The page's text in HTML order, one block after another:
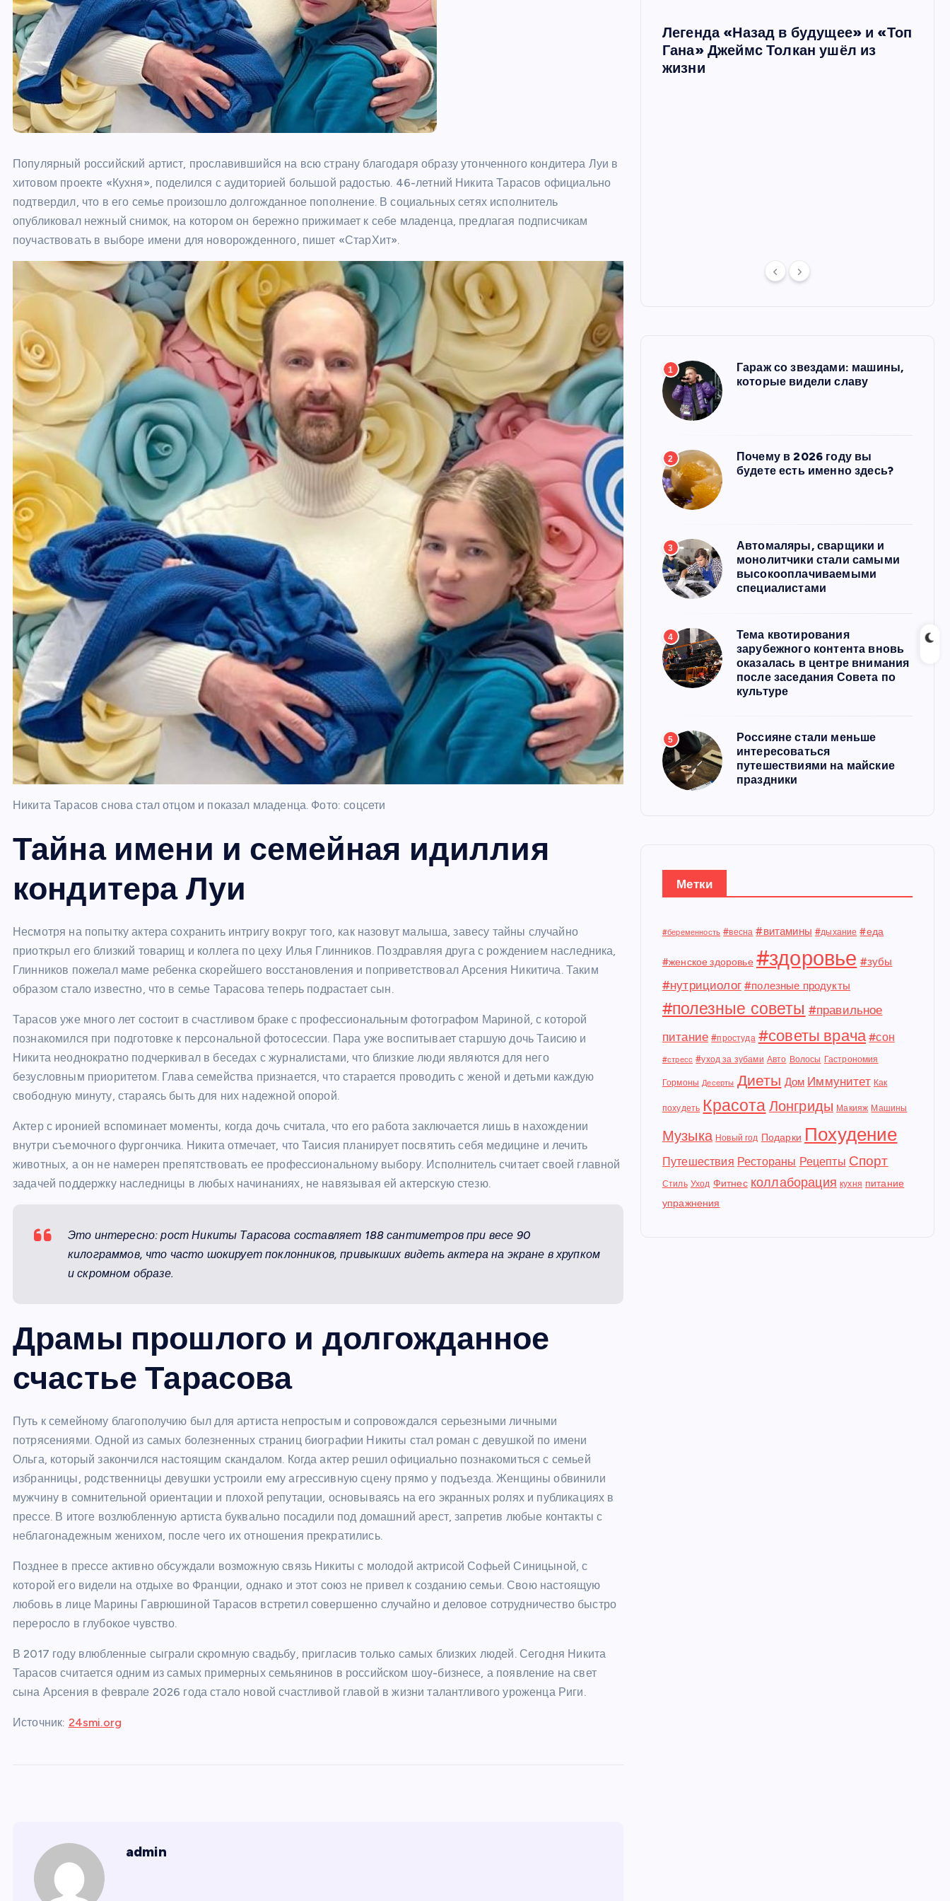
Популярный российский артист, прославившийся на всю страну благодаря образу утонченного кондитера Луи в
хитовом проекте «Кухня», поделился с аудиторией большой радостью. 46-летний Никита Тарасов официально
подтвердил, что в его семье произошло долгожданное пополнение. В социальных сетях исполнитель
опубликовал нежный снимок, на котором он бережно прижимает к себе младенца, предлагая подписчикам
поучаствовать в выборе имени для новорожденного, пишет «СтарХит».
Никита Тарасов снова стал отцом и показал младенца. Фото: соцсети
Тайна имени и семейная идиллия
кондитера Луи
Несмотря на попытку актера сохранить интригу вокруг того, как назовут малыша, завесу тайны случайно
приоткрыл его близкий товарищ и коллега по цеху Илья Глинников. Поздравляя друга с рождением наследника,
Глинников пожелал маме ребенка скорейшего восстановления и поприветствовал Арсения Никитича. Таким
образом стало известно, что в семье Тарасова теперь подрастает сын.
Тарасов уже много лет состоит в счастливом браке с профессиональным фотографом Мариной, с которой
познакомился при подготовке к персональной фотосессии. Пара уже воспитывает старшую дочь Таисию и
Никита неоднократно подчеркивал в беседах с журналистами, что близкие люди являются для него
безусловным приоритетом. Глава семейства признается, что старается проводить с женой и детьми каждую
свободную минуту, стараясь быть для них надежной опорой.
Актер с иронией вспоминает моменты, когда дочь считала, что его работа заключается лишь в нахождении
внутри съемочного фургончика. Никита отмечает, что Таисия планирует посвятить себя медицине и лечить
животных, а он не намерен препятствовать ее профессиональному выбору. Исполнитель считает своей главной
задачей поддержку наследницы в любых начинаниях, не навязывая ей актерскую стезю.
Это интересно: рост Никиты Тарасова составляет 188 сантиметров при весе 90
килограммов, что часто шокирует поклонников, привыкших видеть актера на экране в хрупком
и скромном образе.
Драмы прошлого и долгожданное
счастье Тарасова
Путь к семейному благополучию был для артиста непростым и сопровождался серьезными личными
потрясениями. Одной из самых болезненных страниц биографии Никиты стал роман с девушкой по имени
Ольга, который закончился настоящим скандалом. Когда актер решил официально познакомиться с семьей
избранницы, родственницы девушки устроили ему агрессивную сцену прямо у подъезда. Женщины обвинили
мужчину в сомнительной ориентации и плохой репутации, основываясь на его экранных ролях и публикациях в
прессе. В итоге возлюбленную артиста буквально посадили под домашний арест, запретив любые контакты с
неблагонадежным женихом, после чего их отношения прекратились.
Позднее в прессе активно обсуждали возможную связь Никиты с молодой актрисой Софьей Синицыной, с
которой его видели на отдыхе во Франции, однако и этот союз не привел к созданию семьи. Свою настоящую
любовь в лице Марины Гаврюшиной Тарасов встретил совершенно случайно и деловое сотрудничество быстро
переросло в глубокое чувство.
В 2017 году влюбленные сыграли скромную свадьбу, пригласив только самых близких людей. Сегодня Никита
Тарасов считается одним из самых примерных семьянинов в российском шоу-бизнесе, а появление на свет
сына Арсения в феврале 2026 года стало новой счастливой главой в жизни талантливого уроженца Риги.
Источник: 24smi.org
admin
Райан Гослинг расписался в
любви к мыльным операм – и
сразу же получил предложение в
каст
Легенда «Назад в будущее» и «Топ
Гана» Джеймс Толкан ушёл из
жизни
1
Гараж со звездами: машины,
которые видели славу
2
Почему в 2026 году вы
будете есть именно здесь?
3
Автомаляры, сварщики и
монолитчики стали самыми
высокооплачиваемыми
специалистами
4
Тема квотирования
зарубежного контента вновь
оказалась в центре внимания
после заседания Совета по
культуре
5
Россияне стали меньше
интересоваться
путешествиями на майские
праздники
Метки
#беременность #весна #витамины #дыхание #еда
#женское здоровье #здоровье #зубы
#нутрициолог #полезные продукты
#полезные советы #правильное
питание #простуда #советы врача #сон
#стресс #уход за зубами Авто Волосы Гастрономия
Гормоны Десерты Диеты Дом Иммунитет Как
похудеть Красота Лонгриды Макияж Машины
Музыка Новый год Подарки Похудение
Путешествия Рестораны Рецепты Спорт
Стиль Уход Фитнес коллаборация кухня питание
упражнения